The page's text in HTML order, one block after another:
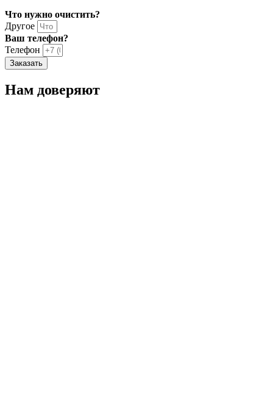
Что нужно очистить?
Другое
Ваш телефон?
Телефон
Заказать
Нам доверяют